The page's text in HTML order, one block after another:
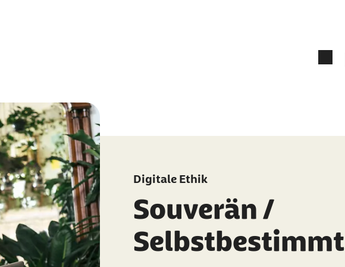
Digitale Ethik
Souverän /
Selbstbestimmt